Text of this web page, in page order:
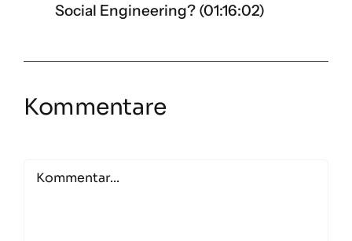
Social Engineering? (01:16:02)
Kommentare
Comment